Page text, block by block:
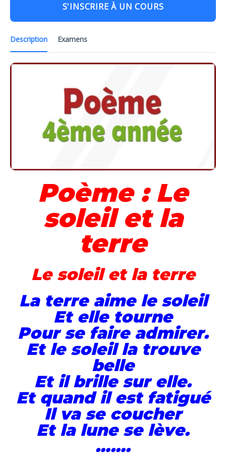
Description Examens
Poème : Le
soleil et la
terre
Le soleil et la terre
La terre aime le soleil
Et elle tourne
Pour se faire admirer.
Et le soleil la trouve
belle
Et il brille sur elle.
Et quand il est fatigué
Il va se coucher
Et la lune se lève.
…….
S'INSCRIRE À UN COURS